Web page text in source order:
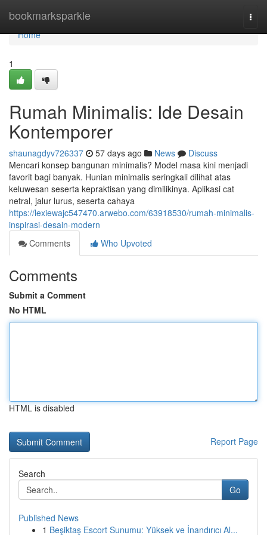
bookmarksparkle
Home
Home
1
Rumah Minimalis: Ide Desain
Kontemporer
shaunagdyv726337 57 days ago News
Discuss
Mencari konsep bangunan minimalis? Model masa kini menjadi
favorit bagi banyak. Hunian minimalis seringkali dilihat atas
keluwesan seserta kepraktisan yang dimilikinya. Aplikasi cat
netral, jalur lurus, seserta cahaya
https://lexiewajc547470.arwebo.com/63918530/rumah-minimalis-
inspirasi-desain-modern
Comments
Who Upvoted
Comments
Submit a Comment
No HTML
HTML is disabled
Report Page
Search
Go
Published News
1 Beşiktaş Escort Sunumu: Yüksek ve İnandırıcı Al...